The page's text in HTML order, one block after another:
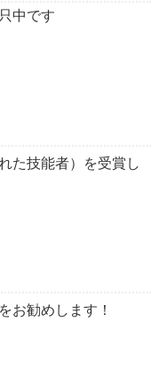
中です
た技能者）を受賞し
お勧めします！